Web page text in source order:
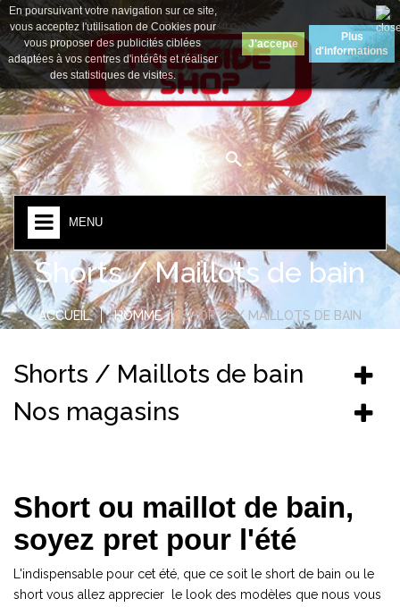
Devise : Euro
MENU
En poursuivant votre navigation sur ce site,
vous acceptez l'utilisation de Cookies pour
vous proposer des publicités ciblées
adaptées à vos centres d'intérêts et réaliser
des statistiques de visites.
J'accepte
Plus
d'informations
Shorts / Maillots de bain
ACCUEIL HOMME SHORTS / MAILLOTS DE BAIN
Shorts / Maillots de bain
Nos magasins
Short ou maillot de bain,
soyez pret pour l'été
L'indispensable pour cet été, que ce soit le short de bain ou le
short vous allez apprecier le look des modèles que nous vous